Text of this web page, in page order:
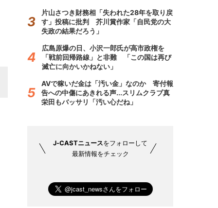
片山さつき財務相「失われた28年を取り戻
す」投稿に批判 芥川賞作家「自民党の大
失政の結果だろう」
広島原爆の日、小沢一郎氏が高市政権を
「戦前回帰路線」と非難 「この国は再び
滅亡に向かいかねない」
AVで稼いだ金は「汚い金」なのか 寄付報
告への中傷にあきれる声...スリムクラブ真
栄田もバッサリ「汚い心だね」
J-CASTニュースをフォローして
最新情報をチェック